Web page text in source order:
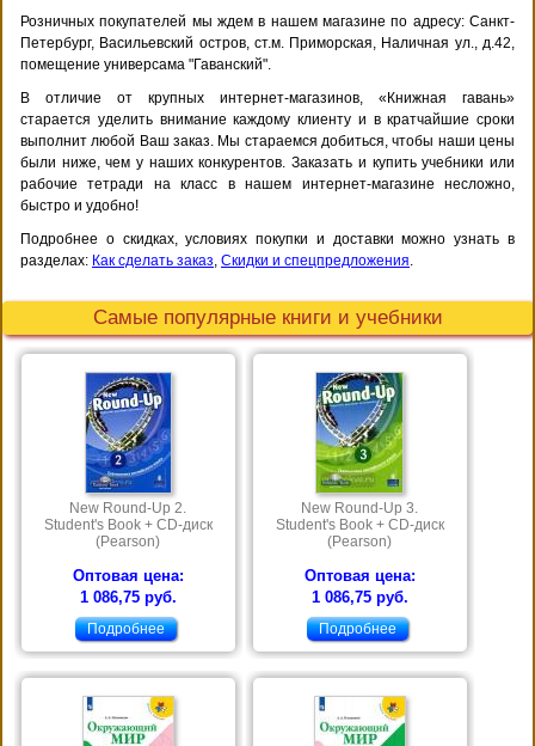
Розничных покупателей мы ждем в нашем магазине по адресу: Санкт-
Петербург, Васильевский остров, ст.м. Приморская, Наличная ул., д.42,
помещение универсама "Гаванский".
В отличие от крупных интернет-магазинов, «Книжная гавань»
старается уделить внимание каждому клиенту и в кратчайшие сроки
выполнит любой Ваш заказ. Мы стараемся добиться, чтобы наши цены
были ниже, чем у наших конкурентов. Заказать и купить учебники или
рабочие тетради на класс в нашем интернет-магазине несложно,
быстро и удобно!
Подробнее о скидках, условиях покупки и доставки можно узнать в
разделах: Как сделать заказ, Скидки и спецпредложения.
Самые популярные книги и учебники
New Round-Up 2.
Student's Book + CD-диск
(Pearson)
Оптовая цена:
1 086,75 руб.
Подробнее
New Round-Up 3.
Student's Book + CD-диск
(Pearson)
Оптовая цена:
1 086,75 руб.
Подробнее